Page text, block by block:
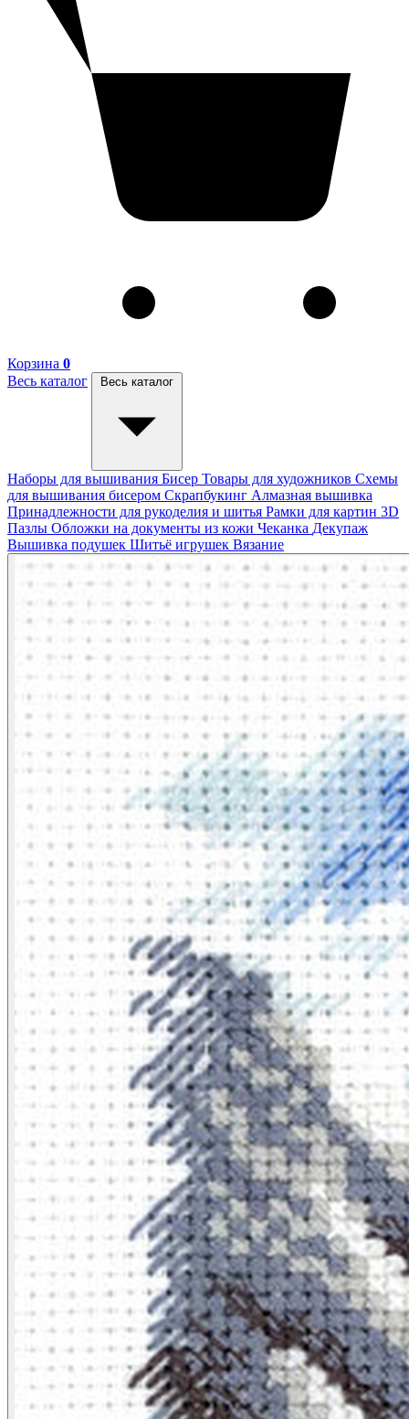
Корзина 0
Весь каталог
Весь каталог
Наборы для вышивания Бисер Товары для художников Схемы
для вышивания бисером Скрапбукинг Алмазная вышивка
Принадлежности для рукоделия и шитья Рамки для картин 3D
Пазлы Обложки на документы из кожи Чеканка Декупаж
Вышивка подушек Шитьё игрушек Вязание